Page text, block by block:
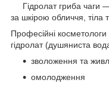
Гідролат гриба чаги —
за шкірою обличчя, тіла
Професійні
гідролат (душяниста
зволоження та
омолодження